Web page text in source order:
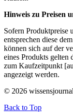
Hinweis zu Preisen
Sofern Produktpreise
entsprechen diese
können sich auf der
eines Produkts gelten
zum Kaufzeitpunkt
angezeigt werden.
© 2026
Back to Top